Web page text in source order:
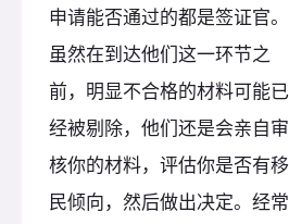
申请能否通过的都是签证官。
虽然在到达他们这一环节之
前，明显不合格的材料可能已
经被剔除，他们还是会亲自审
核你的材料，评估你是否有移
民倾向，然后做出决定。经常